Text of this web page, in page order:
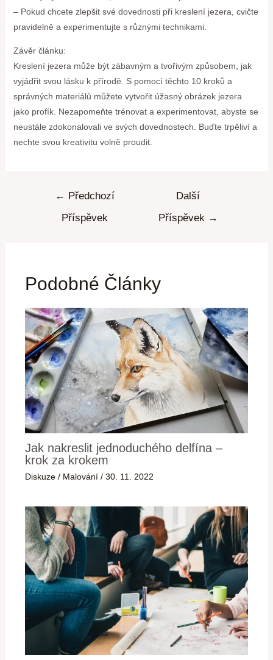
– Pokud chcete zlepšit své dovednosti při kreslení jezera, cvičte
pravidelně a experimentujte s různými technikami.
Závěr článku:
Kreslení jezera může být zábavným a tvořivým způsobem, jak
vyjádřit svou lásku k přírodě. S pomocí těchto 10 kroků a
správných materiálů můžete vytvořit úžasný obrázek jezera
jako profík. Nezapomeňte trénovat a experimentovat, abyste se
neustále zdokonalovali ve svých dovednostech. Buďte trpěliví a
nechte svou kreativitu volně proudit.
← Předchozí
Příspěvek
Další
Příspěvek →
Podobné Články
Jak nakreslit jednoduchého delfína –
krok za krokem
Diskuze / Malování /30. 11. 2022